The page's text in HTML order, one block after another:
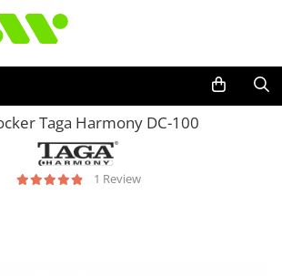
Taga Harmony DC-100
1 Review